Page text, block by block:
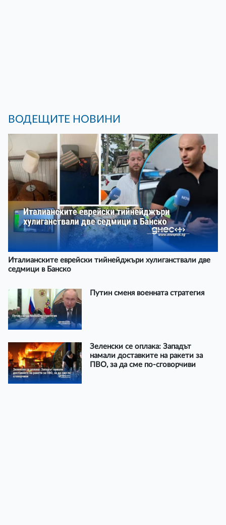
ВОДЕЩИТЕ НОВИНИ
Италианските еврейски тийнейджъри хулиганствали две
седмици в Банско
Путин сменя военната стратегия
Зеленски се оплака: Западът
намали доставките на ракети за
ПВО, за да сме по-сговорчиви